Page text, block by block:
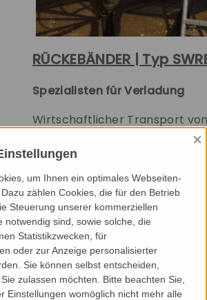
RÜCKEBÄNDER | Typ
Spezialisten für Verladung
Wirtschaftlicher Transport
Der Einsatz von
Transport vor Ort
Durch Nachrücken in
Wege möglich. Hierdurch ist
Rückebänder dem
×
um Ihnen ein optimales Webseiten-
zählen Cookies, die für den Betrieb
Steuerung unserer kommerziellen
notwendig sind, sowie solche, die
Statistikzwecken, für
oder zur Anzeige personalisierter
Sie können selbst entscheiden,
zulassen möchten. Bitte beachten Sie,
Einstellungen womöglich nicht mehr alle